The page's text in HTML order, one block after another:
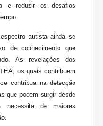
e reduzir os desafios
autista ainda se
de conhecimento que
As revelações dos
os quais contribuem
contribua na detecção
que podem surgir desde
de maiores